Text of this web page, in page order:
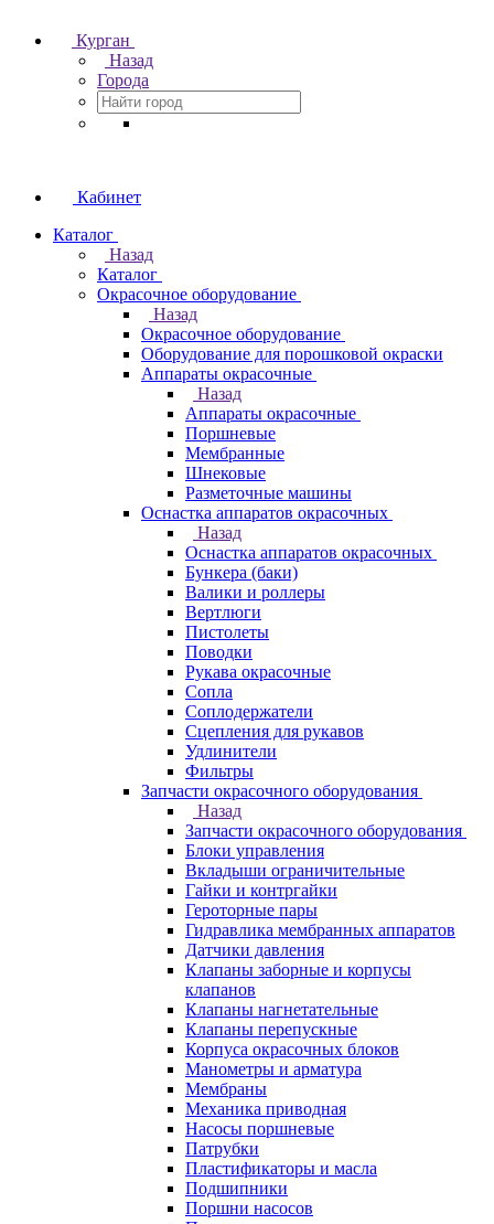
Курган
Назад
Города
Кабинет
Каталог
Назад
Каталог
Окрасочное оборудование
Назад
Окрасочное оборудование
Оборудование для порошковой окраски
Аппараты окрасочные
Назад
Аппараты окрасочные
Поршневые
Мембранные
Шнековые
Разметочные машины
Оснастка аппаратов окрасочных
Назад
Оснастка аппаратов окрасочных
Бункера (баки)
Валики и роллеры
Вертлюги
Пистолеты
Поводки
Рукава окрасочные
Сопла
Соплодержатели
Сцепления для рукавов
Удлинители
Фильтры
Запчасти окрасочного оборудования
Назад
Запчасти окрасочного оборудования
Блоки управления
Вкладыши ограничительные
Гайки и контргайки
Героторные пары
Гидравлика мембранных аппаратов
Датчики давления
Клапаны заборные и корпусы
клапанов
Клапаны нагнетательные
Клапаны перепускные
Корпуса окрасочных блоков
Манометры и арматура
Мембраны
Механика приводная
Насосы поршневые
Патрубки
Пластификаторы и масла
Подшипники
Поршни насосов